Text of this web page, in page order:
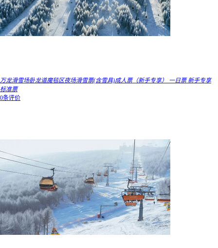
万龙滑雪场卧龙道魔毯区夜场滑雪票(含雪具)成人票（新手专享） 一日票 新手专享
标准票
0条评价